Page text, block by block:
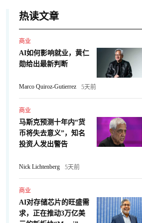
热读文章
商业
AI如何影响就业，黄仁
勋给出最新判断
Marco Quiroz-Gutierrez 5天前
商业
马斯克预测十年内“货
币将失去意义”，知名
投资人发出警告
Nick Lichtenberg 5天前
商业
AI对存储芯片的旺盛需
求，正在推动3万亿美